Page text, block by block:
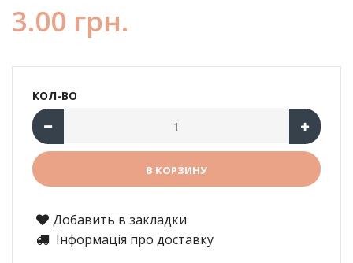
3.00 грн.
КОЛ-ВО
Добавить в закладки
Інформація про доставку